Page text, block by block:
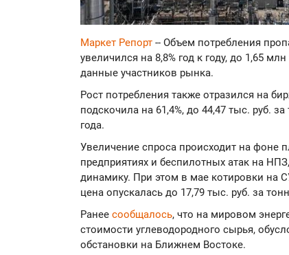
Маркет Репорт -- Объем потребления
увеличился на 8,8% год к году, до 1,65
данные участников рынка.
Рост потребления также отразился на
подскочила на 61,4%, до 44,47 тыс. руб.
года.
Увеличение спроса происходит на фоне
предприятиях и беспилотных атак на
динамику. При этом в мае котировки на
цена опускалась до 17,79 тыс. руб. за
Ранее сообщалось, что на мировом
стоимости углеводородного сырья,
обстановки на Ближнем Востоке.